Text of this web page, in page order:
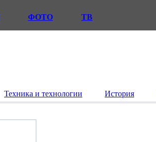
ФОТО ТВ
Техника и технологии История